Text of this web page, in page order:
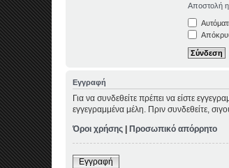
Αποστολή
Εγγραφή
Για να συνδεθείτε πρέπει να είστε
εγγεγραμμένα μέλη. Πριν συνδεθείτε,
Όροι χρήσης
Προσωπικό απόρρητο
Εγγραφή